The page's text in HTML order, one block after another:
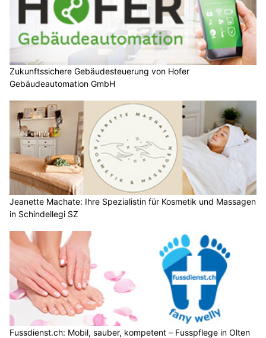
Zukunftssichere Gebäudesteuerung von Hofer
Gebäudeautomation GmbH
Jeanette Machate: Ihre Spezialistin für Kosmetik und Massagen
in Schindellegi SZ
Fussdienst.ch: Mobil, sauber, kompetent – Fusspflege in Olten